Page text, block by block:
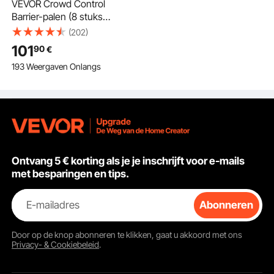
VEVOR Crowd Control
Barrier-palen (8 stuks)
met 8 intrekbare
banden en 2
bordhouders,
koolstofstalen crowd
(202)
10190€
193 Weergaven Onlangs
Ontvang 5 € korting als je je inschrijft voor e-mails
met besparingen en tips.
E-mailadres Abonneren
Door op de knopabonneren te klikken, gaat u akkoord met ons
Privacy- & Cookiebeleid.